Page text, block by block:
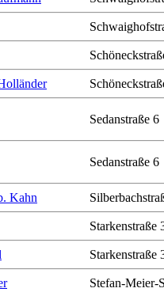
Sedanstraße 6
Sedanstraße 6
Kahn
Starkenstraße
Starkenstraße
Stefan-Meier-